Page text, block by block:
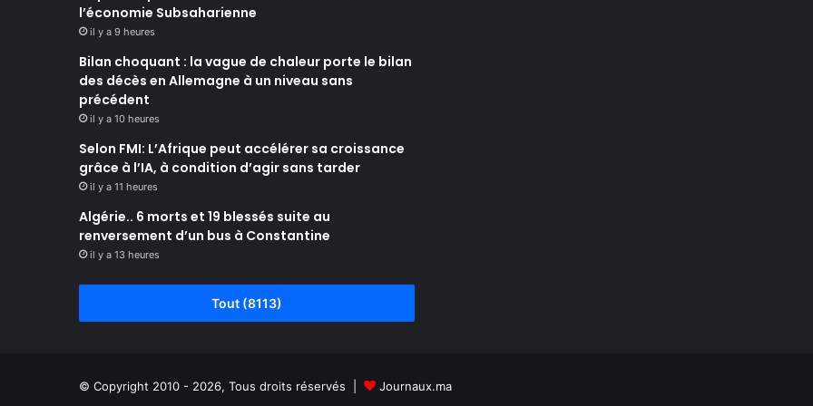
l’économie Subsaharienne
il y a 9 heures
Bilan choquant : la vague de chaleur porte le bilan
des décès en Allemagne à un niveau sans
précédent
il y a 10 heures
Selon FMI: L’Afrique peut accélérer sa croissance
grâce à l’IA, à condition d’agir sans tarder
il y a 11 heures
Algérie.. 6 morts et 19 blessés suite au
renversement d’un bus à Constantine
il y a 13 heures
Tout (8113)
© Copyright 2010 - 2026, Tous droits réservés | Journaux.ma